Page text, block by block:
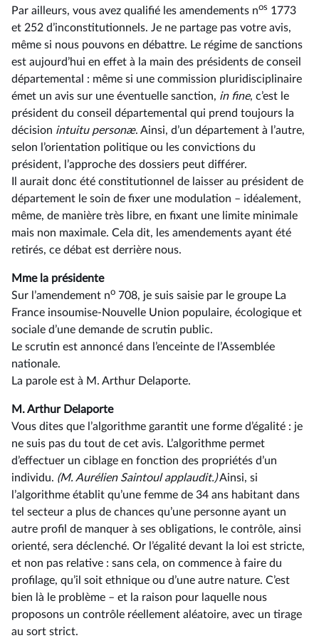
Par ailleurs, vous avez qualifié les amendements nos 1773
et 252 d’inconstitutionnels. Je ne partage pas votre avis,
même si nous pouvons en débattre. Le régime de sanctions
est aujourd’hui en effet à la main des présidents de conseil
départemental : même si une commission pluridisciplinaire
émet un avis sur une éventuelle sanction, in fine, c’est le
président du conseil départemental qui prend toujours la
décision intuitu personæ. Ainsi, d’un département à l’autre,
selon l’orientation politique ou les convictions du
président, l’approche des dossiers peut différer.
Il aurait donc été constitutionnel de laisser au président de
département le soin de fixer une modulation –⁠ idéalement,
même, de manière très libre, en fixant une limite minimale
mais non maximale. Cela dit, les amendements ayant été
retirés, ce débat est derrière nous.
Mme la présidente
Sur l’amendement no 708, je suis saisie par le groupe La
France insoumise-Nouvelle Union populaire, écologique et
sociale d’une demande de scrutin public.
Le scrutin est annoncé dans l’enceinte de l’Assemblée
nationale.
La parole est à M. Arthur Delaporte.
M. Arthur Delaporte
Vous dites que l’algorithme garantit une forme d’égalité : je
ne suis pas du tout de cet avis. L’algorithme permet
d’effectuer un ciblage en fonction des propriétés d’un
individu. (M. Aurélien Saintoul applaudit.)Ainsi, si
l’algorithme établit qu’une femme de 34 ans habitant dans
tel secteur a plus de chances qu’une personne ayant un
autre profil de manquer à ses obligations, le contrôle, ainsi
orienté, sera déclenché. Or l’égalité devant la loi est stricte,
et non pas relative : sans cela, on commence à faire du
profilage, qu’il soit ethnique ou d’une autre nature. C’est
bien là le problème –⁠ et la raison pour laquelle nous
proposons un contrôle réellement aléatoire, avec un tirage
au sort strict.